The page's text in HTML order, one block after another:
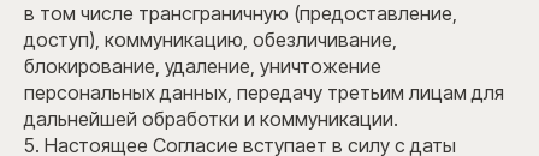
в том числе трансграничную (предоставление,
доступ), коммуникацию, обезличивание,
блокирование, удаление, уничтожение
персональных данных, передачу третьим лицам для
дальнейшей обработки и коммуникации.
5. Настоящее Согласие вступает в силу с даты
Сб–Вс — с 10:00 до 19:00
г. Санкт-Петербург, Парадная ул., 3 корп. 1
Административный офис